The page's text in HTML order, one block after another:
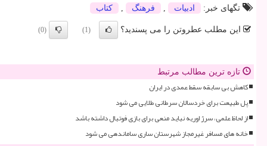
تگهای خبر:
ادبیات فرهنگ كتاب
این مطلب عطروتن را می پسندید؟ (1)
(0)
تازه ترین مطالب مرتبط
کاهش بی سابقه سقط عمدی در ایران
پل طبیعت برای خردسالان سرطانی طلایی می شود
از لحاظ علمی، سرژ اوریه نباید منعی برای بازی فوتبال داشته باشد
خانه های مسافر غیرمجاز شهرستان ساری ساماندهی می شود